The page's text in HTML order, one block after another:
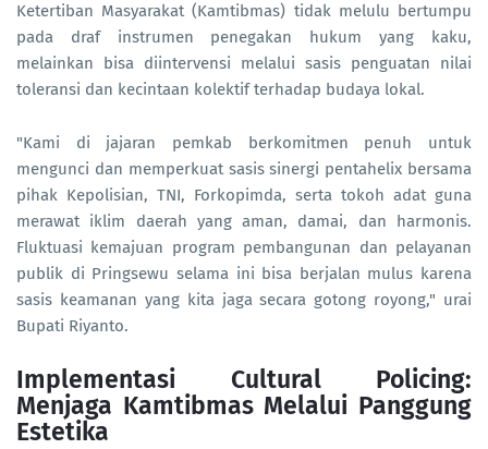
Ketertiban Masyarakat (Kamtibmas) tidak melulu bertumpu
pada draf instrumen penegakan hukum yang kaku,
melainkan bisa diintervensi melalui sasis penguatan nilai
toleransi dan kecintaan kolektif terhadap budaya lokal.
"Kami di jajaran pemkab berkomitmen penuh untuk
mengunci dan memperkuat sasis sinergi pentahelix bersama
pihak Kepolisian, TNI, Forkopimda, serta tokoh adat guna
merawat iklim daerah yang aman, damai, dan harmonis.
Fluktuasi kemajuan program pembangunan dan pelayanan
publik di Pringsewu selama ini bisa berjalan mulus karena
sasis keamanan yang kita jaga secara gotong royong," urai
Bupati Riyanto.
Implementasi Cultural Policing:
Menjaga Kamtibmas Melalui Panggung
Estetika